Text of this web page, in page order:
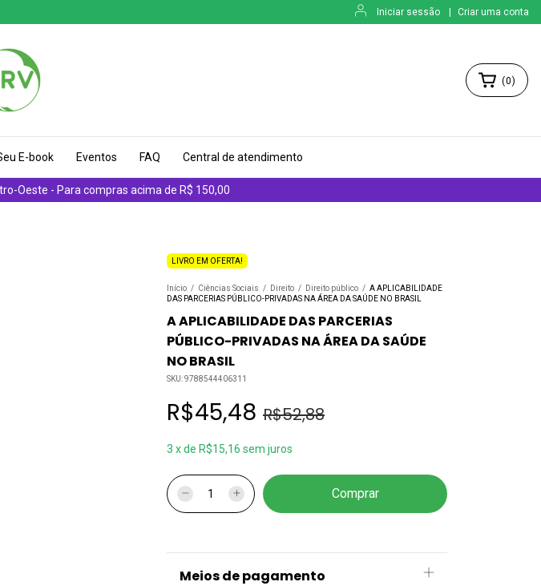
Iniciar sessão Criar uma conta
Oeste - Para compras acima de R$ 150,00
(0)
E-book Eventos FAQ Central de atendimento
LIVRO EM OFERTA!
Início / Ciências Sociais / Direito / Direito público / A APLICABILIDADE
DAS PARCERIAS PÚBLICO-PRIVADAS NA ÁREA DA SAÚDE NO BRASIL
A APLICABILIDADE DAS PARCERIAS
PÚBLICO-PRIVADAS NA ÁREA DA SAÚDE
NO BRASIL
SKU:9788544406311
R$45,48 R$52,88
3 xde R$15,16 sem juros
Meios de pagamento